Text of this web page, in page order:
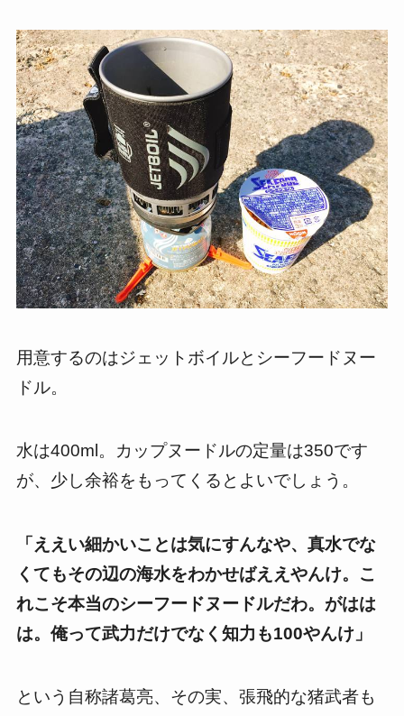
用意するのはジェットボイルとシーフードヌー
ドル。
水は400ml。カップヌードルの定量は350です
が、少し余裕をもってくるとよいでしょう。
「ええい細かいことは気にすんなや、真水でな
くてもその辺の海水をわかせばええやんけ。こ
れこそ本当のシーフードヌードルだわ。がはは
は。俺って武力だけでなく知力も100やんけ」
という自称諸葛亮、その実、張飛的な猪武者も